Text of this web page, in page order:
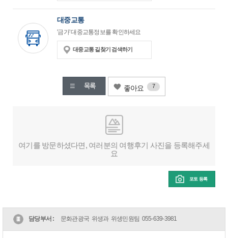
대중교통
'금가' 대중교통정보를 확인하세요
대중교통 길찾기 검색하기
좋아요 7
여기를 방문하셨다면, 여러분의 여행후기 사진을 등록해주세
요
포토 등록
담당부서 : 문화관광국 위생과 위생민원팀 055-639-3981